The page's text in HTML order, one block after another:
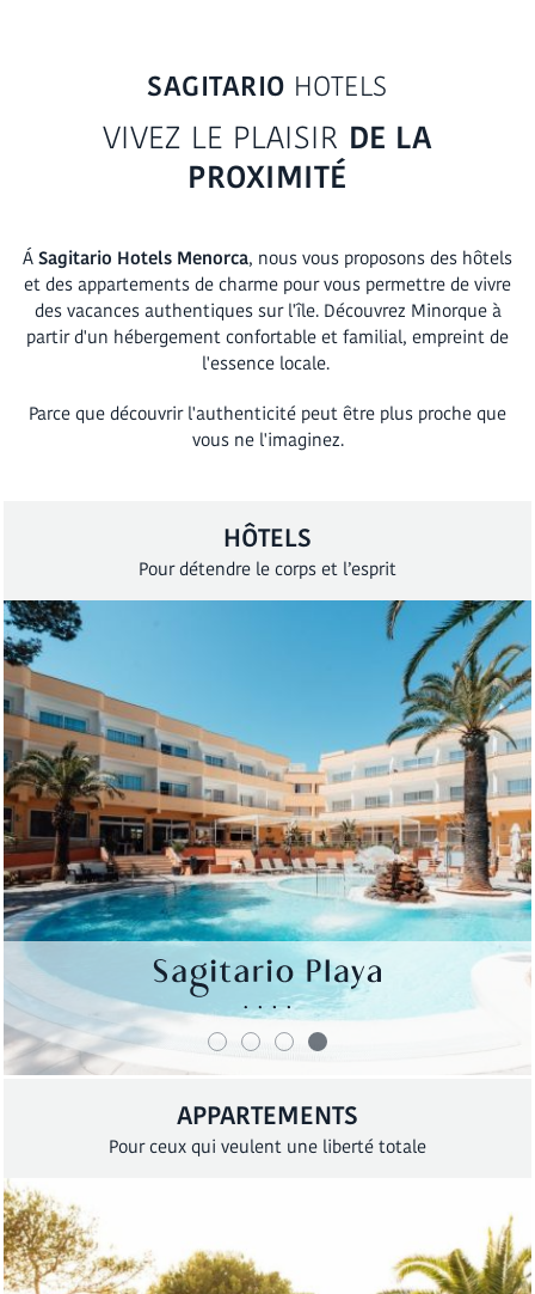
SAGITARIO HOTELS
VIVEZ LE PLAISIR DE LA
PROXIMITÉ
ÁSagitario Hotels Menorca, nous vous proposons des hôtels
et des appartements de charme pour vous permettre de vivre
des vacances authentiques sur l'île. Découvrez Minorque à
partir d'un hébergement confortable et familial, empreint de
l'essence locale.
Parce que découvrir l'authenticité peut être plus proche que
vous ne l'imaginez.
HÔTELS
Pour détendre le corps et l’esprit
APPARTEMENTS
Pour ceux qui veulent une liberté totale